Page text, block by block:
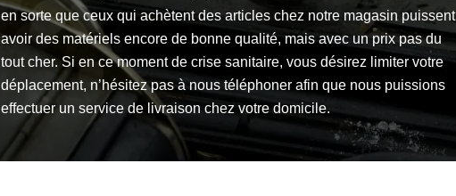
en sorte que ceux qui achètent des articles chez notre magasin puissent
avoir des matériels encore de bonne qualité, mais avec un prix pas du
tout cher. Si en ce moment de crise sanitaire, vous désirez limiter votre
déplacement, n’hésitez pas à nous téléphoner afin que nous puissions
effectuer un service de livraison chez votre domicile.